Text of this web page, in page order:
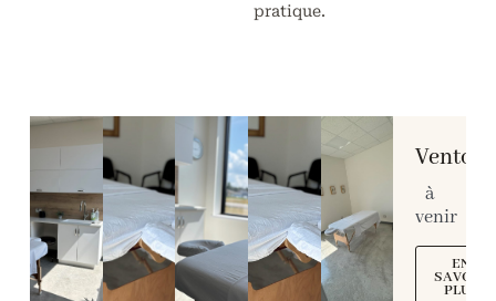
pratique.
à
venir
EN
SAVOIR
PLUS